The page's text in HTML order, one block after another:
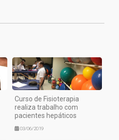
Curso de Fisioterapia
realiza trabalho com
pacientes hepáticos
03/06/2019